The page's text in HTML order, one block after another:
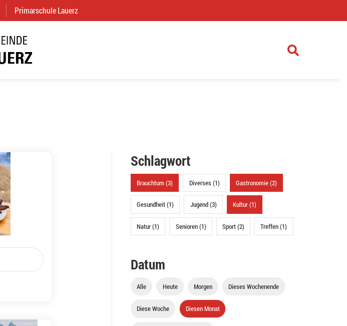
(External Link)
Primarschule Lauerz
Schlagwort
Brauchtum (3) Diverses (1) Gastronomie (2)
Gesundheit (1) Jugend (3) Kultur (1)
Natur (1) Senioren (1) Sport (2) Treffen (1)
Datum
Alle Heute Morgen Dieses Wochenende
Diese Woche Diesen Monat